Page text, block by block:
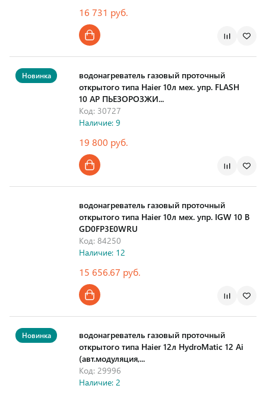
16 731 руб.
водонагреватель газовый проточный
открытого типа Haier 10л мех. упр. FLASH
10 AP ПЬЕЗОРОЗЖИ...
Код: 30727
Наличие: 9
19 800 руб.
Новинка
водонагреватель газовый проточный
открытого типа Haier 10л мех. упр. IGW 10 B
GD0FP3E0WRU
Код: 84250
Наличие: 12
15 656.67 руб.
водонагреватель газовый проточный
открытого типа Haier 12л HydroMatic 12 Ai
(авт.модуляция,...
Код: 29996
Наличие: 2
Новинка